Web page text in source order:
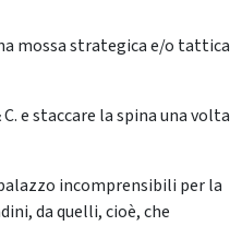
mossa strategica e/o tattica
e staccare la spina una volta
incomprensibili per la
da quelli, cioè, che